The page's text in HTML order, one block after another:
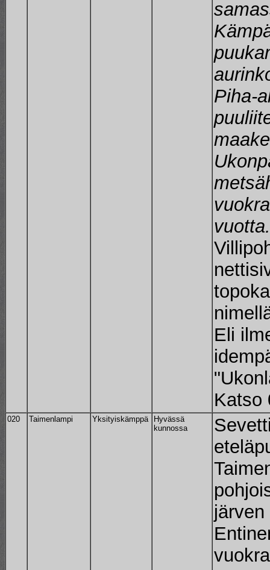
Piha-
Eli
Katso
020 Taimenlampi Yksityiskämppä
Hyvässä
kunnossa